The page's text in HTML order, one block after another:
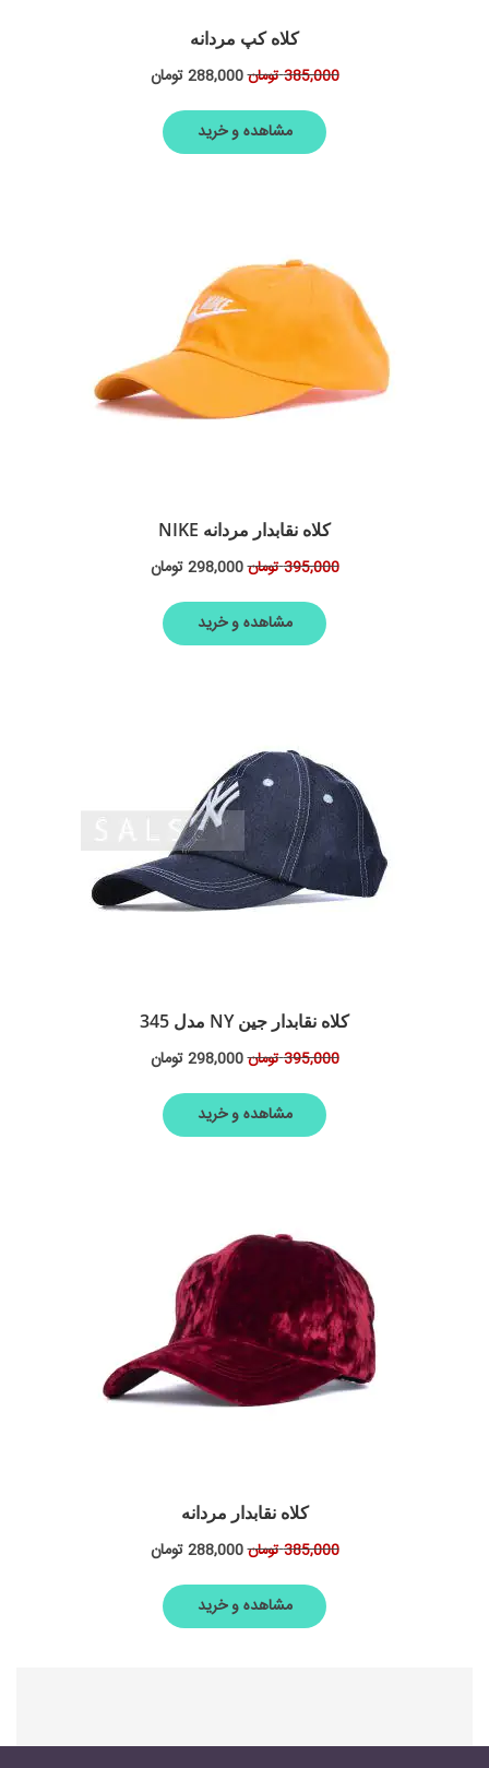
کلاه کپ مردانه
385,000تومان288,000تومان
مشاهده و خرید
کلاه نقابدار مردانه NIKE
395,000تومان298,000تومان
مشاهده و خرید
کلاه نقابدار جین NY مدل 345
395,000تومان298,000تومان
مشاهده و خرید
کلاه نقابدار مردانه
385,000تومان288,000تومان
مشاهده و خرید